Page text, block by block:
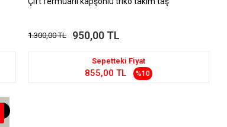
1.300,00 TL 950,00 TL
Sepetteki Fiyat
855,00 TL %10